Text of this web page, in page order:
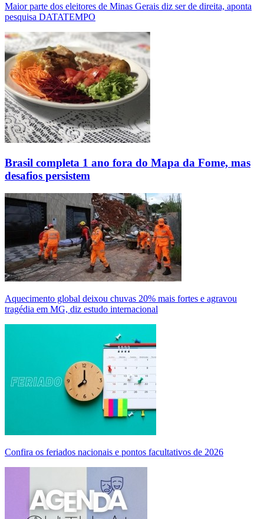
Maior parte dos eleitores de Minas Gerais diz ser de direita, aponta
pesquisa DATATEMPO
Brasil completa 1 ano fora do Mapa da Fome, mas
desafios persistem
Aquecimento global deixou chuvas 20% mais fortes e agravou
tragédia em MG, diz estudo internacional
Confira os feriados nacionais e pontos facultativos de 2026